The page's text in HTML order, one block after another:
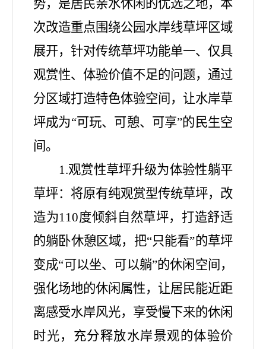
势，是居民亲水休闲的优选之地，本
次改造重点围绕公园水岸线草坪区域
展开，针对传统草坪功能单一、仅具
观赏性、体验价值不足的问题，通过
分区域打造特色体验空间，让水岸草
坪成为“可玩、可憩、可享”的民生空
间。
1.观赏性草坪升级为体验性躺平
草坪：将原有纯观赏型传统草坪，改
造为110度倾斜自然草坪，打造舒适
的躺卧休憩区域，把“只能看”的草坪
变成“可以坐、可以躺”的休闲空间，
强化场地的休闲属性，让居民能近距
离感受水岸风光，享受慢下来的休闲
时光，充分释放水岸景观的体验价